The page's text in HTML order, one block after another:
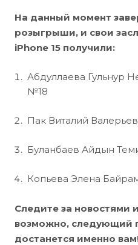
На данный момент
розыгрыши, и свои
iPhone 15 получили:
Абдуллаева Гульнур
№18
Пак Виталий
Буланбаев Айдын
Копьева Элена
Следите за новостями
возможно, следующий
достанется именно